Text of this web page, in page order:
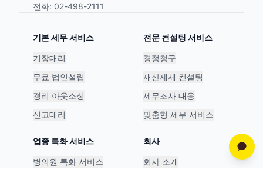
전화: 02-498-2111
기본 세무 서비스
기장대리
무료 법인설립
경리 아웃소싱
신고대리
전문 컨설팅 서비스
경정청구
재산제세 컨설팅
세무조사 대응
맞춤형 세무 서비스
업종 특화 서비스
병의원 특화 서비스
회사
회사 소개